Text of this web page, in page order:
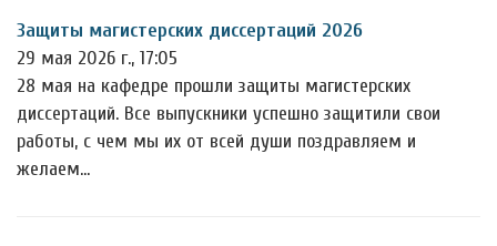
Защиты магистерских диссертаций 2026
29 мая 2026 г., 17:05
28 мая на кафедре прошли защиты магистерских
диссертаций. Все выпускники успешно защитили свои
работы, с чем мы их от всей души поздравляем и
желаем…